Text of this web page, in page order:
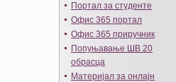
Портал за студенте
Офис 365 портал
Офис 365 приручник
Попуњавање ШВ 20
обрасца
Материјал за онлајн